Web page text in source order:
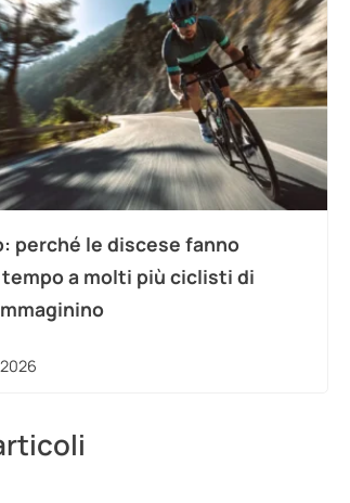
perché le discese fanno
a molti più ciclisti di